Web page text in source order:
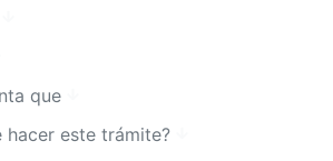
que
hacer este trámite?